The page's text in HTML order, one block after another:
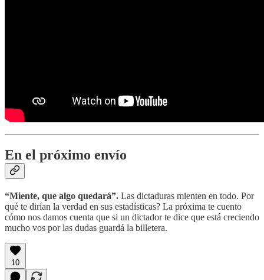
En el próximo envío
“Miente, que algo quedará”. Las dictaduras mienten en todo. Por
qué te dirían la verdad en sus estadísticas? La próxima te cuento
cómo nos damos cuenta que si un dictador te dice que está creciendo
mucho vos por las dudas guardá la billetera.
10